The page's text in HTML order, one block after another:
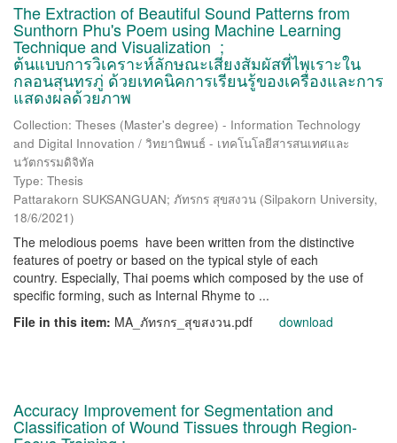
The Extraction of Beautiful Sound Patterns from
Sunthorn Phu's Poem using Machine Learning
Technique and Visualization ;
ต้นแบบการวิเคราะห์ลักษณะเสียงสัมผัสที่ไพเราะใน
กลอนสุนทรภู่ ด้วยเทคนิคการเรียนรู้ของเครื่องและการ
แสดงผลด้วยภาพ
Collection: Theses (Master's degree) - Information Technology
and Digital Innovation / วิทยานิพนธ์ - เทคโนโลยีสารสนเทศและ
นวัตกรรมดิจิทัล
Type: Thesis
Pattarakorn SUKSANGUAN; ภัทรกร สุขสงวน (Silpakorn University,
18/6/2021)
The melodious poems have been written from the distinctive
features of poetry or based on the typical style of each
country. Especially, Thai poems which composed by the use of
specific forming, such as Internal Rhyme to ...
File in this item: MA_ภัทรกร_สุขสงวน.pdf download
Accuracy Improvement for Segmentation and
Classification of Wound Tissues through Region-